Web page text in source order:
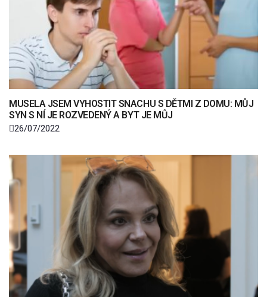
MUSELA JSEM VYHOSTIT SNACHU S DĚTMI Z DOMU: MŮJ
SYN S NÍ JE ROZVEDENÝ A BYT JE MŮJ
26/07/2022